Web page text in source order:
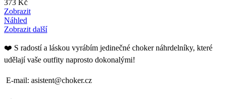
373 Kč
Zobrazit
Náhled
Zobrazit další
❤️ S radostí a láskou vyrábím jedinečné choker náhrdelníky, které
udělají vaše outfity naprosto dokonalými!
E-mail: asistent@choker.cz